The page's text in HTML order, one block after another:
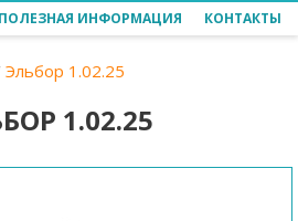
ПОЛЕЗНАЯ ИНФОРМАЦИЯ КОНТАКТЫ
Эльбор 1.02.25
1.02.25